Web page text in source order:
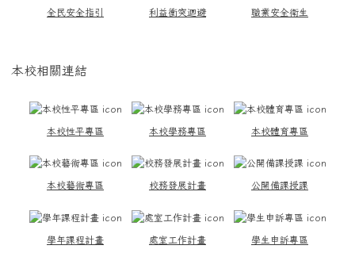
全民安全指引 利益衝突迴避 職業安全衛生
本校相關連結
本校性平專區 本校學務專區 本校體育專區
本校藝術專區 校務發展計畫 公開備課授課
學年課程計畫 處室工作計畫 學生申訴專區